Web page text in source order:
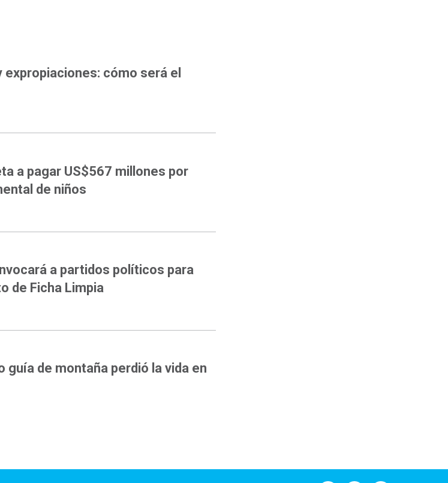
expropiaciones: cómo será el
a pagar US$567 millones por
de niños
a partidos políticos para
de Ficha Limpia
guía de montaña perdió la vida en